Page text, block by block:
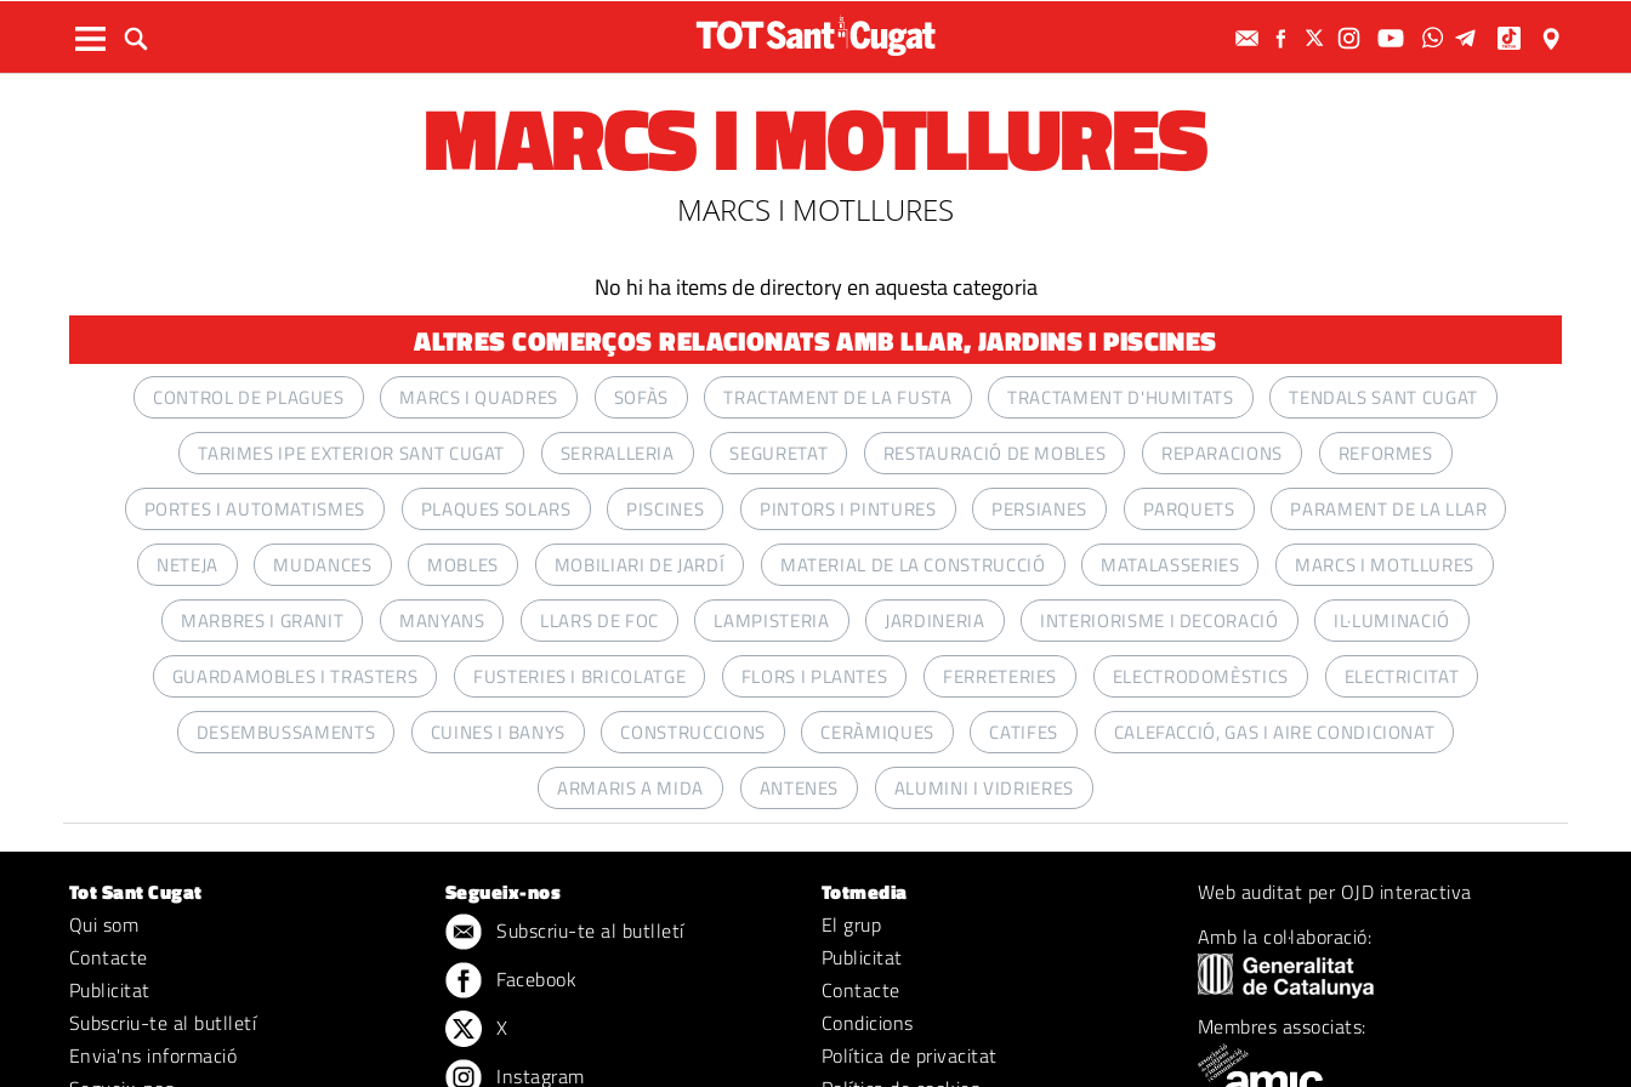
MARCS I MOTLLURES
MARCS I MOTLLURES
No hi ha items de directory en aquesta categoria
ALTRES COMERÇOS RELACIONATS AMB LLAR, JARDINS I PISCINES
CONTROL DE PLAGUES MARCS I QUADRES SOFÀS TRACTAMENT DE LA FUSTA TRACTAMENT D'HUMITATS
TENDALS SANT CUGAT
TARIMES IPE EXTERIOR SANT CUGAT
SERRALLERIA SEGURETAT RESTAURACIÓ DE MOBLES REPARACIONS
REFORMES
PORTES I AUTOMATISMES
PLAQUES SOLARS PISCINES PINTORS I PINTURES PERSIANES PARQUETS
PARAMENT DE LA LLAR
NETEJA
MUDANCES MOBLES MOBILIARI DE JARDÍ MATERIAL DE LA CONSTRUCCIÓ MATALASSERIES
MARCS I MOTLLURES
MARBRES I GRANIT
MANYANS LLARS DE FOC LAMPISTERIA JARDINERIA INTERIORISME I DECORACIÓ
IL·LUMINACIÓ
GUARDAMOBLES I TRASTERS
FUSTERIES I BRICOLATGE FLORS I PLANTES FERRETERIES ELECTRODOMÈSTICS
ELECTRICITAT
DESEMBUSSAMENTS
CUINES I BANYS CONSTRUCCIONS CERÀMIQUES CATIFES
CALEFACCIÓ, GAS I AIRE CONDICIONAT
ARMARIS A MIDA
ANTENES ALUMINI I VIDRIERES
Tot Sant Cugat
Qui som
Contacte
Publicitat
Subscriu-te al butlletí
Envia'ns informació
Segueix-nos
Subscriu-te al butlletí
Facebook
X
Instagram
Totmedia
El grup
Publicitat
Contacte
Condicions
Política de privacitat
Web auditat per OJD interactiva
Amb la col·laboració:
Membres associats: